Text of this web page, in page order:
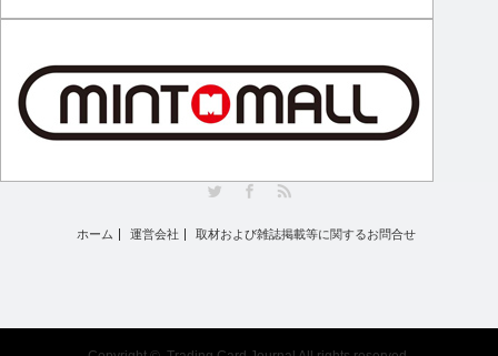
ホーム 運営会社 取材および雑誌掲載等に関するお問合せ